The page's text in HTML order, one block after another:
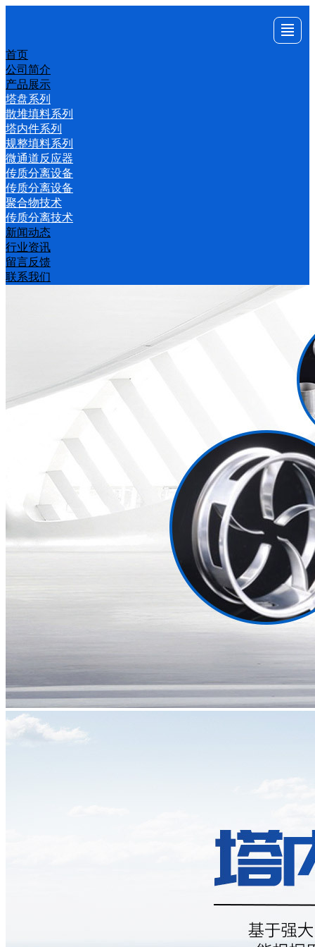
首页
首页
公司简介
产品展示
塔盘系列
散堆填料系列
塔内件系列
规整填料系列
微通道反应器
传质分离设备
传质分离设备
聚合物技术
传质分离技术
新闻动态
行业资讯
留言反馈
联系我们